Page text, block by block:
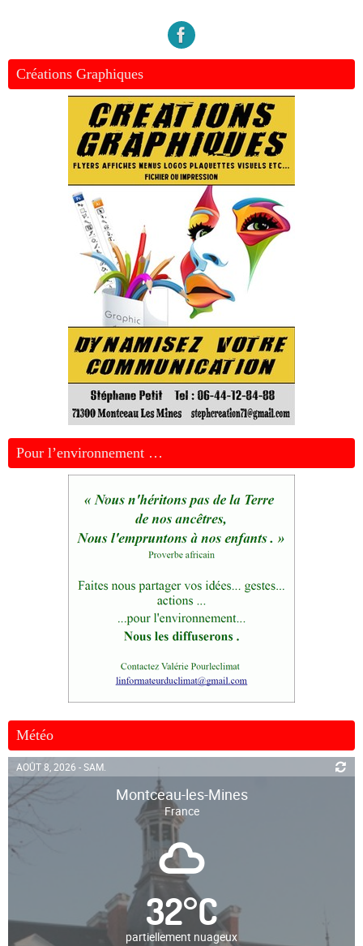
Créations Graphiques
Pour l’environnement …
Météo
AOÛT 8, 2026 - SAM.
Montceau-les-Mines
France
32°C
partiellement nuageux